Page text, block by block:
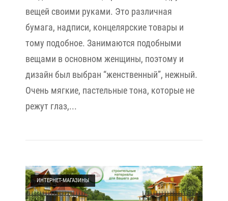
вещей своими руками. Это различная
бумага, надписи, концелярские товары и
тому подобное. Занимаются подобными
вещами в основном женщины, поэтому и
дизайн был выбран “женственный”, нежный.
Очень мягкие, пастельные тона, которые не
режут глаз,...
ИНТЕРНЕТ-МАГАЗИНЫ
Open post